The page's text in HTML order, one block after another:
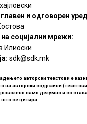
и одговорен
социјални мрежи:
Илиоски
sdk@sdk.mk
авторски текстови е
на авторски содржини
само делумно и со
се цитира